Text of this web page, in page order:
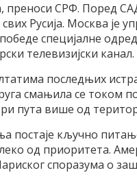
преноси СРФ. Поред
Русија. Москва је
специјалне
телевизијски канал.
последњих
смањила се током
пута више од
постаје кључно
од приоритета.
споразума о